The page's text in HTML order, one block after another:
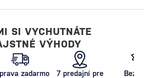
SI VYCHUTNÁTE
VÝHODY
zadarmo
7 predajní pre